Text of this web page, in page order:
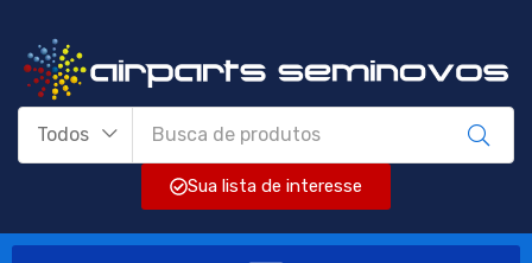
Todos
Sua lista de interesse